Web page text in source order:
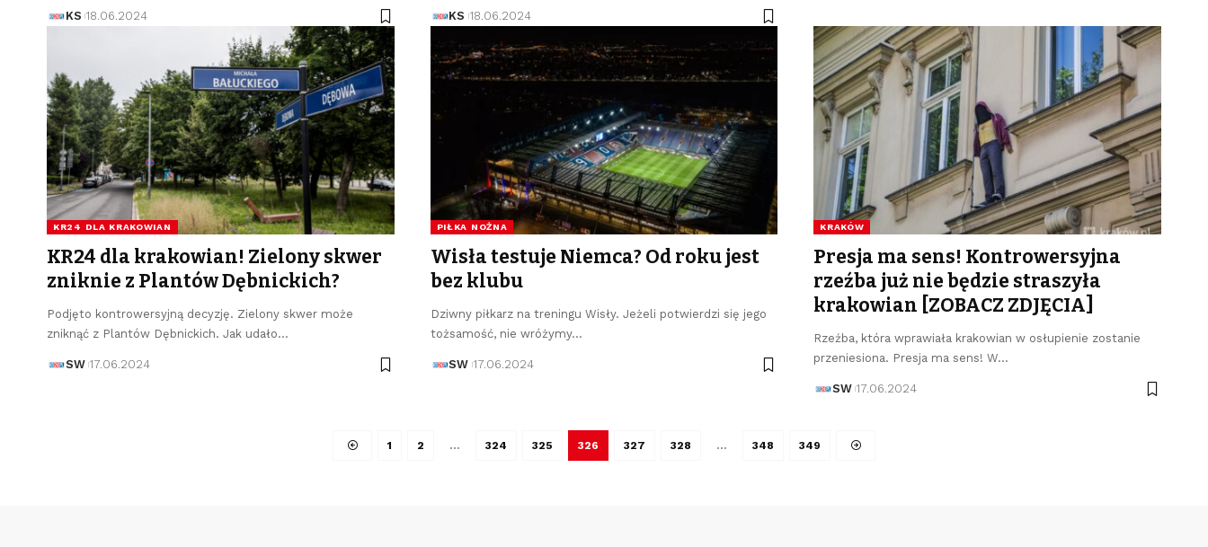
KS 18.06.2024 KS 18.06.2024
KR24 DLA KRAKOWIAN
KR24 dla krakowian! Zielony skwer
zniknie z Plantów Dębnickich?
Podjęto kontrowersyjną decyzję. Zielony skwer może
zniknąć z Plantów Dębnickich. Jak udało…
SW 17.06.2024
PIŁKA NOŻNA
Wisła testuje Niemca? Od roku jest
bez klubu
Dziwny piłkarz na treningu Wisły. Jeżeli potwierdzi się jego
tożsamość, nie wróżymy…
SW 17.06.2024
KRAKÓW
Presja ma sens! Kontrowersyjna
rzeźba już nie będzie straszyła
krakowian [ZOBACZ ZDJĘCIA]
Rzeźba, która wprawiała krakowian w osłupienie zostanie
przeniesiona. Presja ma sens! W…
SW 17.06.2024
1 2 … 324 325 326 327 328 … 348 349